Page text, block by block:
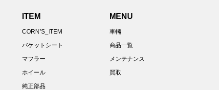
ITEM
CORN’S_ITEM
バケットシート
マフラー
ホイール
純正部品
MENU
車輛
商品一覧
メンテナンス
買取